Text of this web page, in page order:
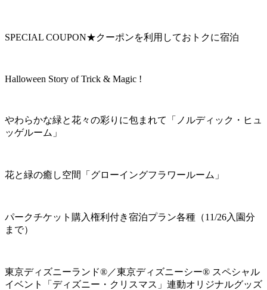
SPECIAL COUPON★クーポンを利用しておトクに宿泊
Halloween Story of Trick & Magic !
やわらかな緑と花々の彩りに包まれて「ノルディック・ヒュ
ッゲルーム」
花と緑の癒し空間「グローイングフラワールーム」
パークチケット購入権利付き宿泊プラン各種（11/26入園分
まで）
東京ディズニーランド®／東京ディズニーシー® スペシャル
イベント「ディズニー・クリスマス」連動オリジナルグッズ